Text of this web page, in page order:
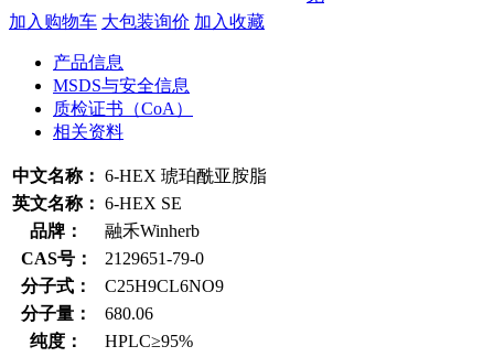
加入购物车 大包装询价 加入收藏
产品信息
MSDS与安全信息
质检证书（CoA）
相关资料
中文名称： 6-HEX 琥珀酰亚胺脂
英文名称： 6-HEX SE
品牌：
融禾Winherb
CAS号：
2129651-79-0
分子式：
C25H9CL6NO9
分子量：
680.06
纯度：
HPLC≥95%